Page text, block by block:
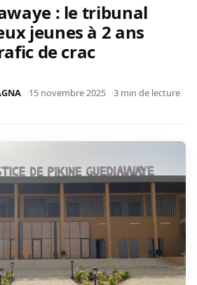
: le tribunal
jeunes à 2 ans
de crac
15 novembre 2025 3 min de lecture